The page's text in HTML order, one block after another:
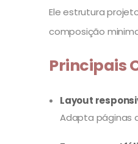
Ele estrutura
composição
Principais
Layout
Adapta páginas